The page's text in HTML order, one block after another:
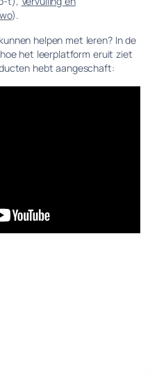
).
helpen met leren? In de
het leerplatform eruit ziet
hebt aangeschaft: